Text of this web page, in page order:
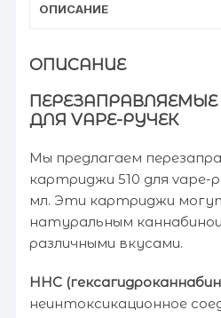
ОПИСАНИЕ
ОПИСАНИЕ
ПЕРЕЗАПРАВЛЯЕМЫЕ
ДЛЯ VAPE-РУЧЕК
Мы предлагаем
картриджи 510 для vape-
мл. Эти картриджи
натуральным
различными вкусами.
HHC
неинтоксикационное